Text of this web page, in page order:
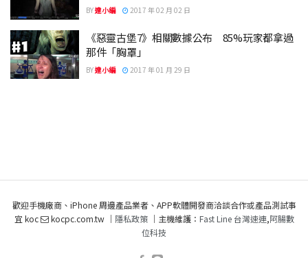
BY達小編 2017 年 02 月 02 日
《惡靈古堡7》相關數據公布 85%玩家都拿過
那件「胸罩」
BY達小編 2017 年 01 月 29 日
歡迎手機廠商、iPhone 周邊產品業者、APP軟體開發商洽談合作或產品測試事
宜 koc
kocpc.com.tw ｜ 隱私政策｜主機維護： Fast Line 台灣速連,阿腸數
位科技